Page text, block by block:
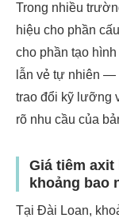
Trong nhiều
hiệu cho phần
cho phần tạo
lẫn vẻ tự nhiên —
trao đổi kỹ lưỡng
rõ nhu cầu của
Giá tiêm
khoảng bao
Tại Đài Loan,